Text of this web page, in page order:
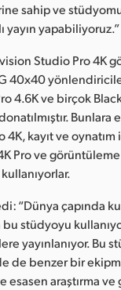
sahip ve
yayın yapabiliyoruz.”
Studio Pro 4K
40x40
4.6K ve birçok
Bunlara
4K, kayıt ve
Pro ve
“Dünya çapında
stüdyoyu
yayınlanıyor. Bu
de benzer bir
esasen araştırma ve